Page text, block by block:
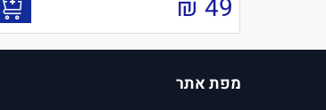
49
₪
מפת אתר